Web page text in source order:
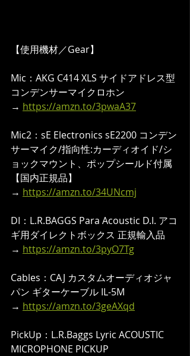
【使用機材／Gear】
Mic：AKG C414 XLS サイドアドレス型
コンデンサーマイクロホン
→ https://amzn.to/3pwaA37
Mic2：sE Electronics sE2200 コンデン
サーマイク/指向性:カーディオイド/シ
ョックマウント、ポップシールド付属
【国内正規品】
→ https://amzn.to/34UNcmj
DI：L.R.BAGGS Para Acoustic D.I. アコ
ギ用ダイレクトボックス 正規輸入品
→ https://amzn.to/3pyO7Tg
Cables：CAJ カスタムオーディオジャ
パン ギターケーブル IL-5M
→ https://amzn.to/3geAXqd
PickUp：L.R.Baggs Lyric ACOUSTIC
MICROPHONE PICKUP